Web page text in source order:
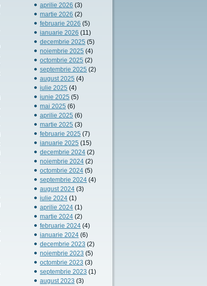
aprilie 2026 (3)
martie 2026 (2)
februarie 2026 (5)
ianuarie 2026 (11)
decembrie 2025 (5)
noiembrie 2025 (4)
octombrie 2025 (2)
septembrie 2025 (2)
august 2025 (4)
iulie 2025 (4)
iunie 2025 (5)
mai 2025 (6)
aprilie 2025 (6)
martie 2025 (3)
februarie 2025 (7)
ianuarie 2025 (15)
decembrie 2024 (2)
noiembrie 2024 (2)
octombrie 2024 (5)
septembrie 2024 (4)
august 2024 (3)
iulie 2024 (1)
aprilie 2024 (1)
martie 2024 (2)
februarie 2024 (4)
ianuarie 2024 (6)
decembrie 2023 (2)
noiembrie 2023 (5)
octombrie 2023 (3)
septembrie 2023 (1)
august 2023 (3)